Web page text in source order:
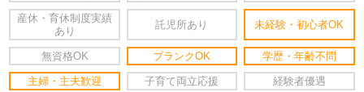
産休・育休制度実績
あり
託児所あり 未経験・初心者OK
無資格OK ブランクOK 学歴・年齢不問
主婦・主夫歓迎 子育て両立応援 経験者優遇